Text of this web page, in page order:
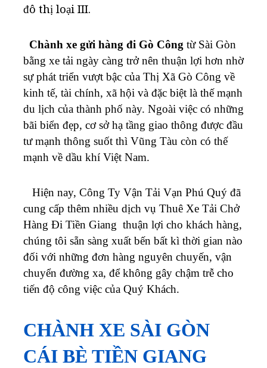
đô thị loại III.
Chành xe gửi hàng đi Gò Công từ Sài Gòn
bằng xe tải ngày càng trở nên thuận lợi hơn nhờ
sự phát triển vượt bậc của Thị Xã Gò Công về
kinh tế, tài chính, xã hội và đặc biệt là thế mạnh
du lịch của thành phố này. Ngoài việc có những
bãi biển đẹp, cơ sở hạ tầng giao thông được đầu
tư mạnh thông suốt thì Vũng Tàu còn có thế
mạnh về dầu khí Việt Nam.
Hiện nay, Công Ty Vận Tải Vạn Phú Quý đã
cung cấp thêm nhiều dịch vụ Thuê Xe Tải Chở
Hàng Đi Tiền Giang thuận lợi cho khách hàng,
chúng tôi sẵn sàng xuất bến bất kì thời gian nào
đối với những đơn hàng nguyên chuyến, vận
chuyển đường xa, để không gây chậm trễ cho
tiến độ công việc của Quý Khách.
CHÀNH XE SÀI GÒN
CÁI BÈ TIỀN GIANG